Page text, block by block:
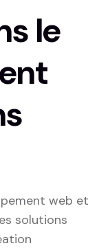
le
⁢web et
solutions